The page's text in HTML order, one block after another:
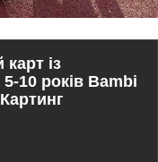
із
10 років Bambi